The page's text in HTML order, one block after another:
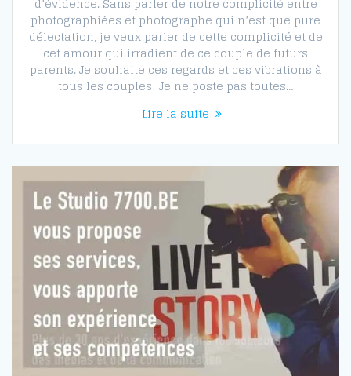
photographiées et photographe qui n’est que pure
délectation, je veux parler de cette complicité et de
cet amour qui irradient de ce couple de futurs
parents. Je souhaite ces regards et ces vibrations à
tous les couples! Je ne poste pas toutes…
Lire la suite